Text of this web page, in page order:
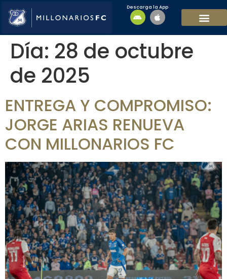
Descarga la App
Día: 28 de octubre
de 2025
ENTREGA Y COMPROMISO:
JORGE ARIAS RENUEVA
CON MILLONARIOS FC